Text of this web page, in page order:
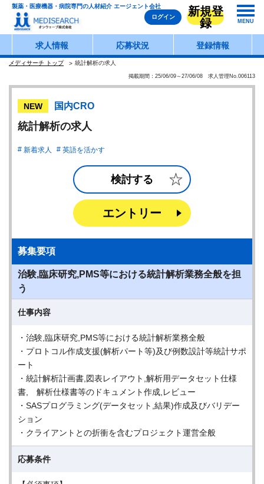
製薬・医療機器・病院専門の人材紹介 エージェント会社
ログイン
新規登
録
MENU
求人情報 応募状況 登録情報
メディサーチ トップ 統計解析の求人
掲載期間：25/06/09～27/06/08 求人管理No.006113
NEW 国内CRO
統計解析の求人
新着求人 英語を活かす
検討する
エントリー
募集要項
治験,臨床研究,PMS等における統計解析業務全般を担
う
仕事内容
・治験,臨床研究,PMS等における統計解析業務全般
・プロトコル作成支援(解析パート等)及び例数設計等統計サポ
ート
・統計解析計画書,図表レイアウト,解析用データセット仕様
書, 解析仕様書等のドキュメント作成,レビュー
・SASプログラミング(データセット,結果)作成及びバリデー
ション
・クライアントとの折衝を含むプロジェクト運営全般
応募条件